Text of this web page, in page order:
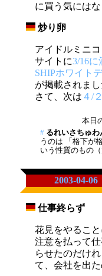
に買う気にはな
炒り卵
アイドルミニ
サイトに3/16に
SHIPホワイト
が掲載されまし
さて、次は ４/
本日
# るれいさちゅわ
うのは 「格下が
いう性質のもの
2003-04-06
仕事終らず
花見をやるこ
注意を払って
らせたのだけ
て、会社を出た